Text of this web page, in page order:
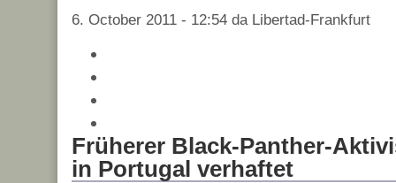
6. October 2011 - 12:54 da Libertad-Frankfurt
Früherer Black-Panther-
in Portugal verhaftet